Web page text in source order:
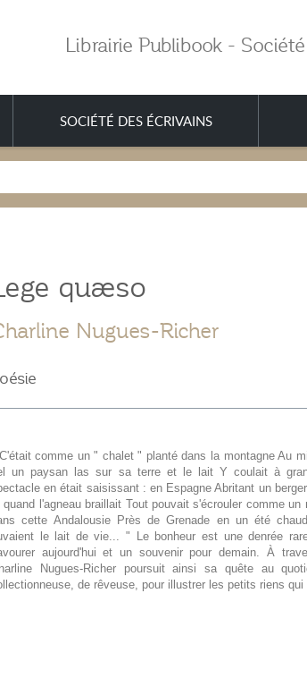
Librairie Publibook -
SOCIÉTÉ DES ÉCRIVAINS
quæso
Nugues-Richer
comme un " chalet " planté dans la montagne Au
un paysan las sur sa terre et le lait Y coulait à
en était saisissant : en Espagne Abritant un
quand l'agneau braillait Tout pouvait s'écrouler comme
cette Andalousie Près de Grenade en un été
le lait de vie... " Le bonheur est une denrée
aujourd'hui et un souvenir pour demain. À
Nugues-Richer poursuit ainsi sa quête au
de rêveuse, pour illustrer les petits riens